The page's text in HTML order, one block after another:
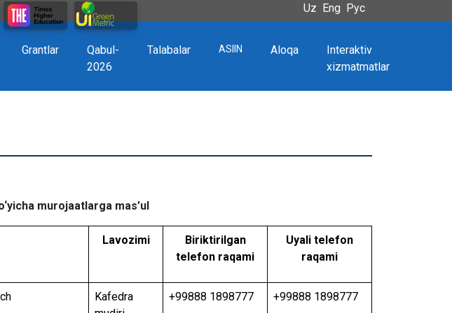
Uz Eng Рус
Grantlar
Qabul-
2026
Talabalar ASIIN Aloqa
Interaktiv
xizmatmatlar
murojaatlarga mas’ul
Lavozimi
Biriktirilgan
telefon raqami
Uyali telefon
raqami
Kafedra
+99888 1898777 +99888 1898777